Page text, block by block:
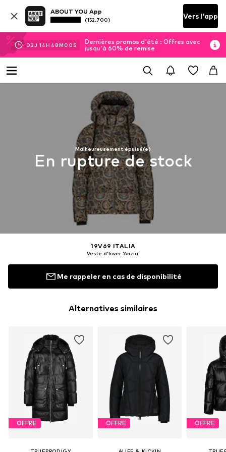
ABOUT YOU App
(152.700) Vers l'app
02J 14H 48M 00 S
Dernières promos d'été : Offres avec
jusqu'à 60% de remise
Malheureusement épuisé(e)
En rupture de stock
19V69 ITALIA
Veste d’hiver 'Anzia'
Me rappeler en cas de disponibilité
Alternatives similaires
OFFRE OFFRE OFFRE